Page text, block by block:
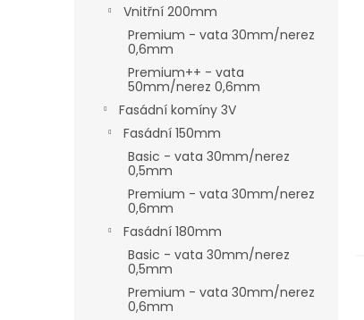
Vnitřní 200mm
Premium - vata 30mm/nerez
0,6mm
Premium++ - vata
50mm/nerez 0,6mm
Fasádní komíny 3V
Fasádní 150mm
Basic - vata 30mm/nerez
0,5mm
Premium - vata 30mm/nerez
0,6mm
Fasádní 180mm
Basic - vata 30mm/nerez
0,5mm
Premium - vata 30mm/nerez
0,6mm